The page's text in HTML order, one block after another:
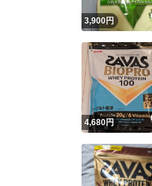
3,900円
4,680円